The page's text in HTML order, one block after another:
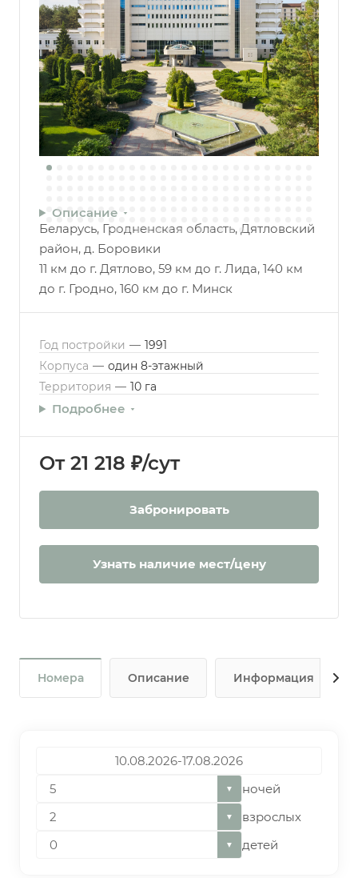
Описание
Беларусь, Гродненская область, Дятловский
район, д. Боровики
11 км до г. Дятлово, 59 км до г. Лида, 140 км
до г. Гродно, 160 км до г. Минск
Год постройки — 1991
Корпуса — один 8-этажный
Территория — 10 га
Подробнее
От 21 218 ₽/сут
Забронировать
Узнать наличие мест/цену
Номера Описание Информация
▼ ночей
▼ взрослых
▼ детей